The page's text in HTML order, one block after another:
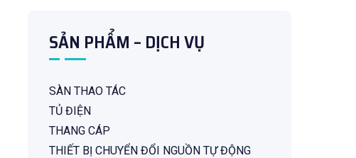
SẢN PHẨM – DỊCH VỤ
SÀN THAO TÁC
TỦ ĐIỆN
THANG CÁP
THIẾT BỊ CHUYỂN ĐỔI NGUỒN TỰ ĐỘNG